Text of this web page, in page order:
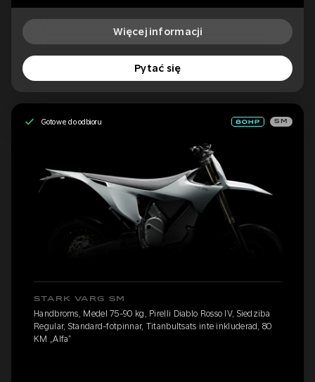
Więcej informacji
Pytać się
Gotowe do odbioru SM
STARK VARG SM
Handbroms, Medel 75-90 kg, Pirelli Diablo Rosso IV, Siedziba
Regular, Standard-fotpinnar, Titanbultsats inte inkluderad, 80
KM „Alfa”